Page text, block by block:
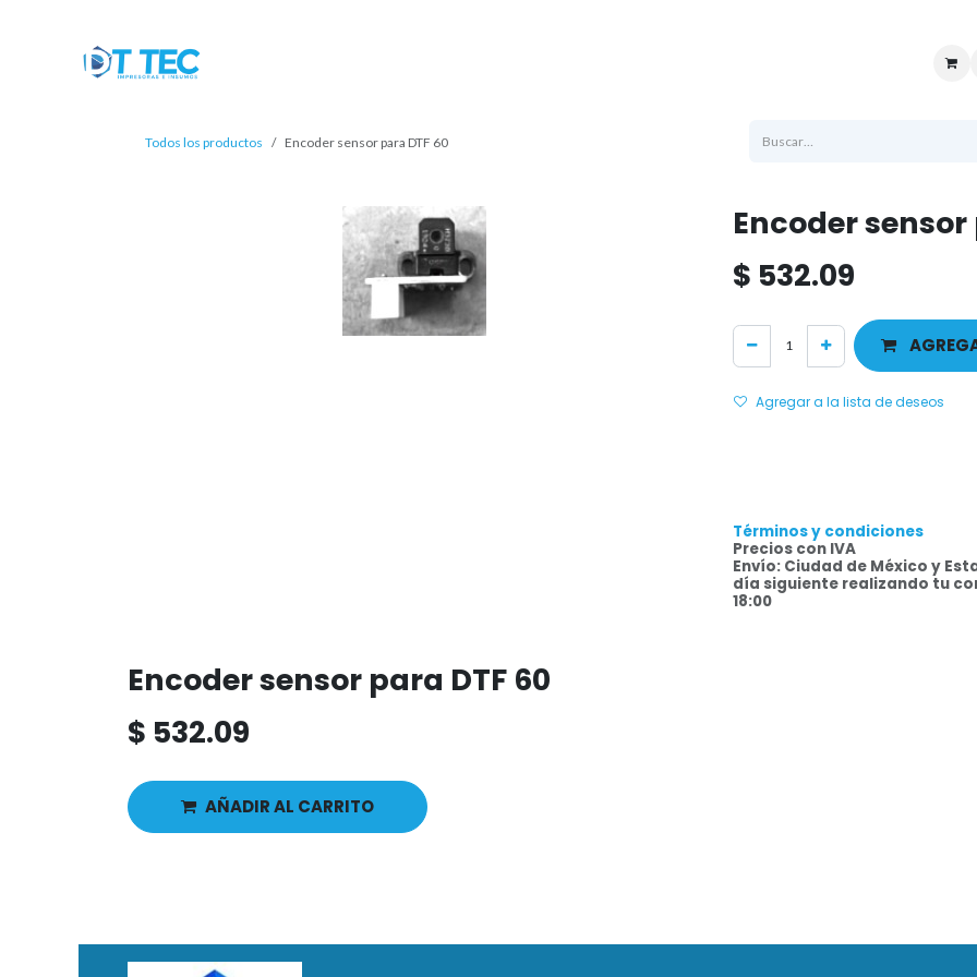
Soporte
Todos los productos Encoder sensor para DTF 60
Encoder sensor
$ 532.09
Agregar a la lista de deseos
Términos y condiciones
Precios con IVA
Envío: Ciudad de México y
día siguiente realizando tu
18:00
Encoder sensor para DTF 60
$ 532.09
AÑADIR AL CARRITO